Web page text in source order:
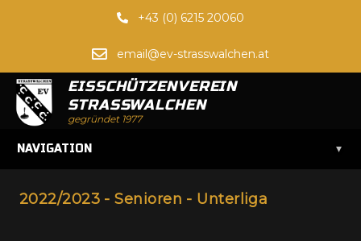
+43 (0) 6215 20060
email@ev-strasswalchen.at
EISSCHÜTZENVEREIN
STRASSWALCHEN
gegründet 1977
NAVIGATION ▾
2022/2023 - Senioren - Unterliga